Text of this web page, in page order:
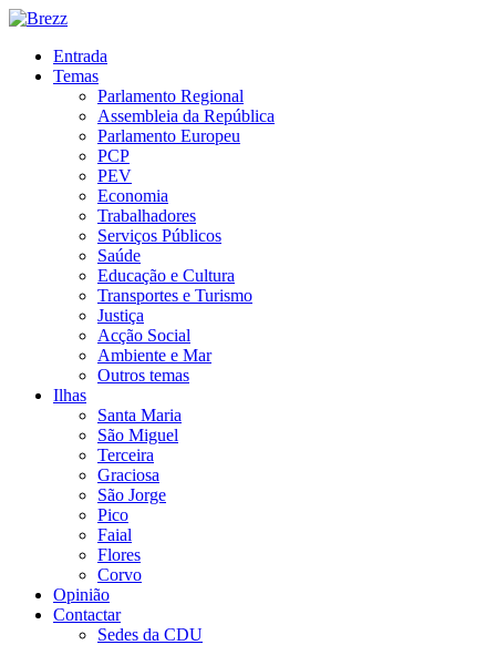
Entrada
Temas
Parlamento Regional
Assembleia da República
Parlamento Europeu
PCP
PEV
Economia
Trabalhadores
Serviços Públicos
Saúde
Educação e Cultura
Transportes e Turismo
Justiça
Acção Social
Ambiente e Mar
Outros temas
Ilhas
Santa Maria
São Miguel
Terceira
Graciosa
São Jorge
Pico
Faial
Flores
Corvo
Opinião
Contactar
Sedes da CDU